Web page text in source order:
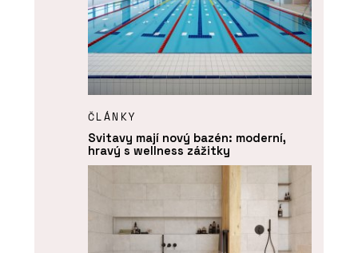
ČLÁNKY
Svitavy mají nový bazén: moderní,
hravý s wellness zážitky